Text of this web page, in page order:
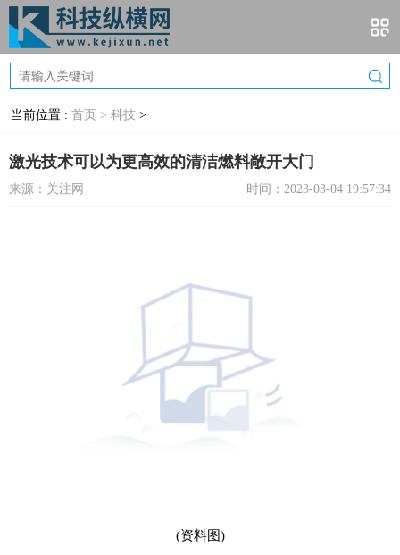
当前位置 : 首页 > 科技 >
激光技术可以为更高效的清洁燃料敞开大门
来源：关注网 时间：2023-03-04 19:57:34
(资料图)